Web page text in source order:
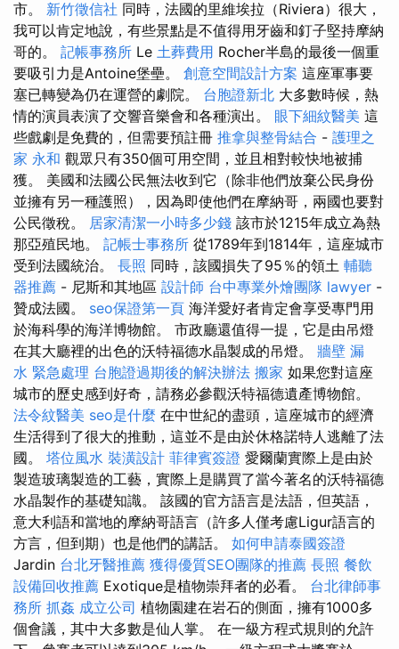
市。 新竹徵信社 同時，法國的里維埃拉（Riviera）很大，
我可以肯定地說，有些景點是不值得用牙齒和釘子堅持摩納
哥的。 記帳事務所 Le 土葬費用 Rocher半島的最後一個重
要吸引力是Antoine堡壘。 創意空間設計方案 這座軍事要
塞已轉變為仍在運營的劇院。 台胞證新北 大多數時候，熱
情的演員表演了交響音樂會和各種演出。 眼下細紋醫美 這
些戲劇是免費的，但需要預註冊 推拿與整骨結合 - 護理之
家 永和 觀眾只有350個可用空間，並且相對較快地被捕
獲。 美國和法國公民無法收到它（除非他們放棄公民身份
並擁有另一種護照），因為即使他們在摩納哥，兩國也要對
公民徵稅。 居家清潔一小時多少錢 該市於1215年成立為熱
那亞殖民地。 記帳士事務所 從1789年到1814年，這座城市
受到法國統治。 長照 同時，該國損失了95％的領土 輔聽
器推薦 - 尼斯和其地區 設計師 台中專業外燴團隊 lawyer -
贊成法國。 seo保證第一頁 海洋愛好者肯定會享受專門用
於海科學的海洋博物館。 市政廳還值得一提，它是由吊燈
在其大廳裡的出色的沃特福德水晶製成的吊燈。 牆壁 漏
水 緊急處理 台胞證過期後的解決辦法 搬家 如果您對這座
城市的歷史感到好奇，請務必參觀沃特福德遺產博物館。
法令紋醫美 seo是什麼 在中世紀的盡頭，這座城市的經濟
生活得到了很大的推動，這並不是由於休格諾特人逃離了法
國。 塔位風水 裝潢設計 菲律賓簽證 愛爾蘭實際上是由於
製造玻璃製造的工藝，實際上是購買了當今著名的沃特福德
水晶製作的基礎知識。 該國的官方語言是法語，但英語，
意大利語和當地的摩納哥語言（許多人僅考慮Ligur語言的
方言，但到期）也是他們的講話。 如何申請泰國簽證
Jardin 台北牙醫推薦 獲得優質SEO團隊的推薦 長照 餐飲
設備回收推薦 Exotique是植物崇拜者的必看。 台北律師事
務所 抓姦 成立公司 植物園建在岩石的側面，擁有1000多
個會議，其中大多數是仙人掌。 在一級方程式規則的允許